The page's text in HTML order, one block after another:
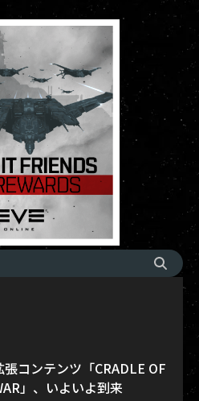
張コンテンツ「CRADLE OF
」、いよいよ到来